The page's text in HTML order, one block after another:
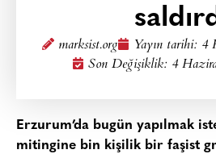
marksist.org Yayın tarihi: 4
Son Değişiklik: 4
Erzurum’da bugün yapılmak
mitingine bin kişilik bir faşist